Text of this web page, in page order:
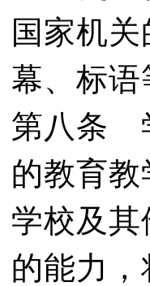
国家机
幕、标
第八条
的教育教
学校及
的能力